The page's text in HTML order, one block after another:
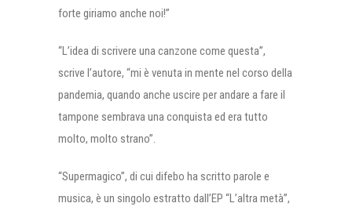
forte giriamo anche noi!”
“L’idea di scrivere una canzone come questa”,
scrive l’autore, “mi è venuta in mente nel corso della
pandemia, quando anche uscire per andare a fare il
tampone sembrava una conquista ed era tutto
molto, molto strano”.
“Supermagico”, di cui difebo ha scritto parole e
musica, è un singolo estratto dall’EP “L’altra metà”,